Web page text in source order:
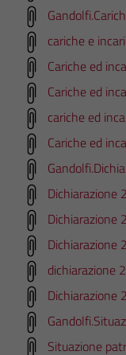
cariche e
Cariche ed
Cariche ed
cariche ed
Cariche ed
Dichiarazione
Dichiarazione
Dichiarazione
dichiarazione
Dichiarazione
Situazione